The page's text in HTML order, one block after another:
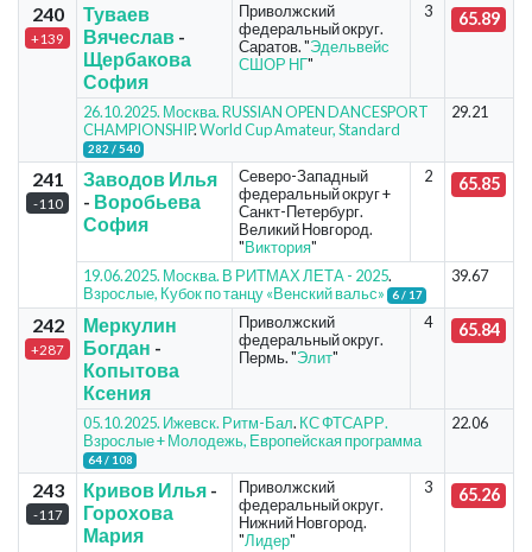
240
+139
Туваев
Вячеслав-
Щербакова
София
Приволжский
федеральный округ.
Саратов. "Эдельвейс
СШОР НГ"
3 65.89
26.10.2025. Москва. RUSSIAN OPEN DANCESPORT
CHAMPIONSHIP.World Cup Amateur, Standard
282 / 540
29.21
241
-110
Заводов Илья
- Воробьева
София
Северо-Западный
федеральный округ +
Санкт-Петербург.
Великий Новгород.
"Виктория"
2 65.85
19.06.2025. Москва. В РИТМАХ ЛЕТА - 2025.
Взрослые, Кубок по танцу «Венский вальс»
6 / 17
39.67
242
+287
Меркулин
Богдан -
Копытова
Ксения
Приволжский
федеральный округ.
Пермь. "Элит"
4 65.84
05.10.2025. Ижевск. Ритм-Бал. КС ФТСАРР.
Взрослые + Молодежь, Европейская программа
64 / 108
22.06
243
-117
Кривов Илья-
Горохова
Мария
Приволжский
федеральный округ.
Нижний Новгород.
"Лидер"
3 65.26